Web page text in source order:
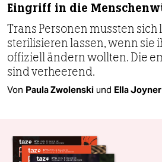
Eingriff in die
Trans Personen mussten sich
sterilisieren lassen, wenn sie
offiziell ändern wollten. Die
sind verheerend.
Von Paula Zwolenski und Ella Joyner